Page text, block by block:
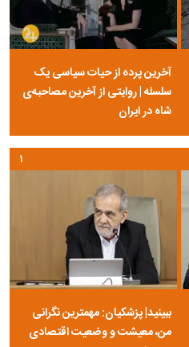
آخرین پرده از حیات سیاسی یک
سلسله | روایتی از آخرین مصاحبه‌ی
شاه در ایران
ببینید| پزشکیان: مهمترین نگرانی
من، معیشت و وضعیت اقتصادی
۱